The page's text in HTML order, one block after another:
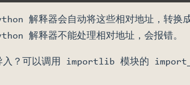
解释器会自动将这些相对地址，转换成
解释器不能处理相对地址，会报错。
入？可以调用 importlib 模块的